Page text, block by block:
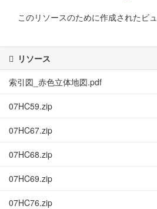
このリソースのために作成されたビ
リソース
索引図_赤色立体地図.pdf
07HC59.zip
07HC67.zip
07HC68.zip
07HC69.zip
07HC76.zip